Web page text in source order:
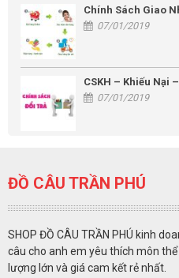
Chính Sách Giao
07/01/2019
CSKH – Khiếu Nại
07/01/2019
ĐỒ CÂU TRẦN PHÚ
SHOP ĐỒ CÂU TRẦN PHÚ kinh
câu cho anh em yêu thích môn
lượng lớn và giá cam kết rẻ nhất.